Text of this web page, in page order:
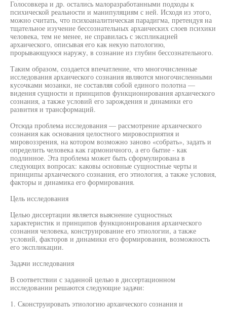
Голосовкера и др. остались малоразработанными подходы к
психической реальности и манипуляциям с ней. Исходя из этого,
можно считать, что психоаналитическая парадигма, претендуя на
тщательное изучение бессознательных архаических слоев психики
человека, тем не менее, не справилась с экспликацией
архаического, описывая его как некую патологию,
прорывающуюся наружу, в сознание из глубин бессознательного.
Таким образом, создается впечатление, что многочисленные
исследования архаического сознания являются многочисленными
кусочками мозаики, не составляя собой единого полотна —
видения сущности и принципов функционирования архаического
сознания, а также условий его зарождения и динамики его
развития и трансформаций.
Отсюда проблема исследования — рассмотрение архаического
сознания как основания целостного мировосприятия и
мировоззрения, на котором возможно заново «собрать», задать и
определить человека как гармоничного, а его бытие - как
подлинное. Эта проблема может быть сформулирована в
следующих вопросах: каковы основные сущностные черты и
принципы архаического сознания, его этиология, а также условия,
факторы и динамика его формирования.
Цель исследования
Целью диссертации является выяснение сущностных
характеристик и принципов функционирования архаического
сознания человека, конструирование его этиологии, а также
условий, факторов и динамики его формирования, возможность
его экспликации.
Задачи исследования
В соответствии с заданной целью в диссертационном
исследовании решаются следующие задачи:
1. Сконструировать этиологию архаического сознания и